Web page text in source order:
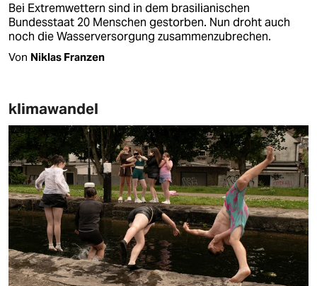
Bei Extremwettern sind in dem brasilianischen
Bundesstaat 20 Menschen gestorben. Nun droht auch
noch die Wasserversorgung zusammenzubrechen.
Von Niklas Franzen
klimawandel